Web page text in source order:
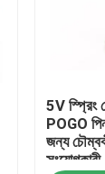
5V
POGO
জন্য
সংযোগকারী